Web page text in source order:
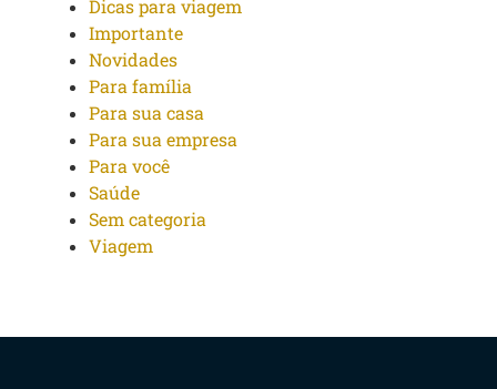
Dicas para viagem
Importante
Novidades
Para família
Para sua casa
Para sua empresa
Para você
Saúde
Sem categoria
Viagem